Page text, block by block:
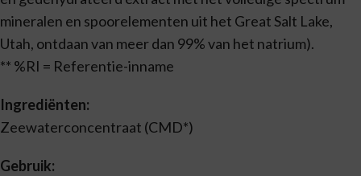
mineralen en spoorelementen uit het Great Salt Lake,
Utah, ontdaan van meer dan 99% van het natrium).
** %RI = Referentie-inname
Ingrediënten:
Zeewaterconcentraat (CMD*)
Gebruik: